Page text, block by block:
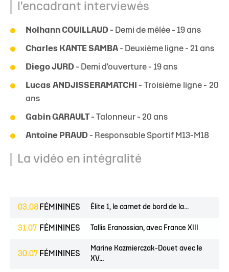
l'encadrant interviewés
Nolhann COUILLAUD - Demi de mêlée - 19 ans
Charles KANTE SAMBA - Deuxième ligne - 21 ans
Diego JURD - Demi d'ouverture - 19 ans
Lucas ANDJISSERAMATCHI- Troisième ligne - 20
ans
Gabin GARAULT - Talonneur - 20 ans
Antoine PRAUD - Responsable Sportif M13-M18
La vidéo en intégralité
03.08 FÉMININES Élite 1, le carnet de bord de la...
31.07 FÉMININES Tallis Eranossian, avec France XIII
30.07 FÉMININES
Marine Kazmierczak-Douet avec le
XV...